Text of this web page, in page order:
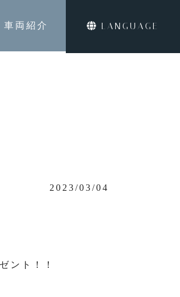
車両紹介 LANGUAGE
2023/03/04
ント！！